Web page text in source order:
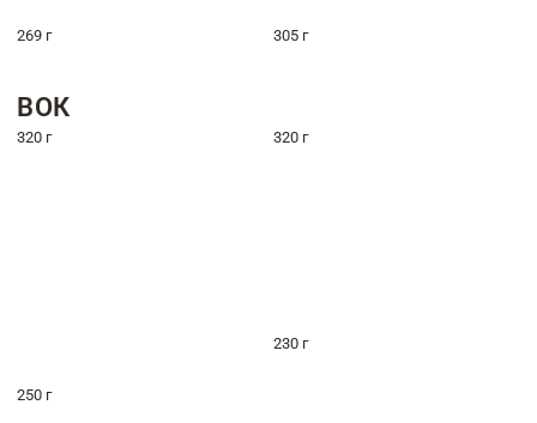
269 г 305 г
ВОК
320 г 320 г
230 г
250 г